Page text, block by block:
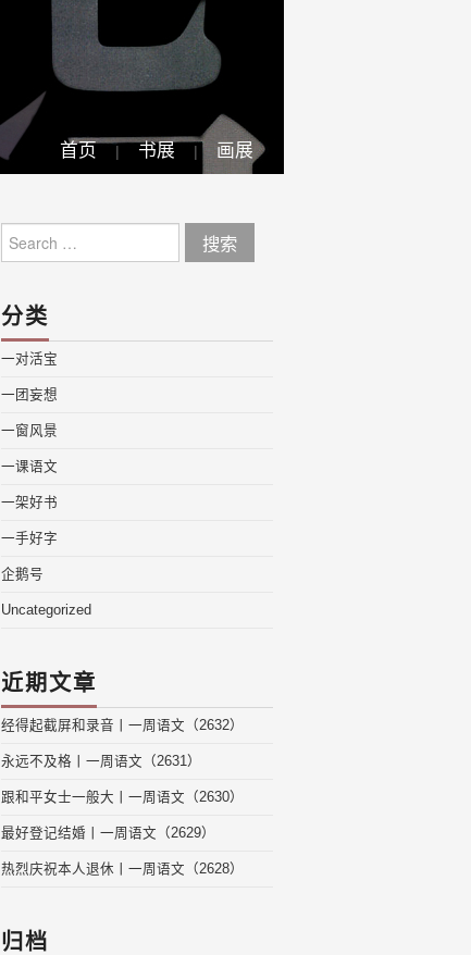
首页 书展 画展
for:
分类
一对活宝
一团妄想
一窗风景
一课语文
一架好书
一手好字
企鹅号
Uncategorized
近期文章
经得起截屏和录音丨一周语文（2632）
永远不及格丨一周语文（2631）
跟和平女士一般大丨一周语文（2630）
最好登记结婚丨一周语文（2629）
热烈庆祝本人退休丨一周语文（2628）
归档